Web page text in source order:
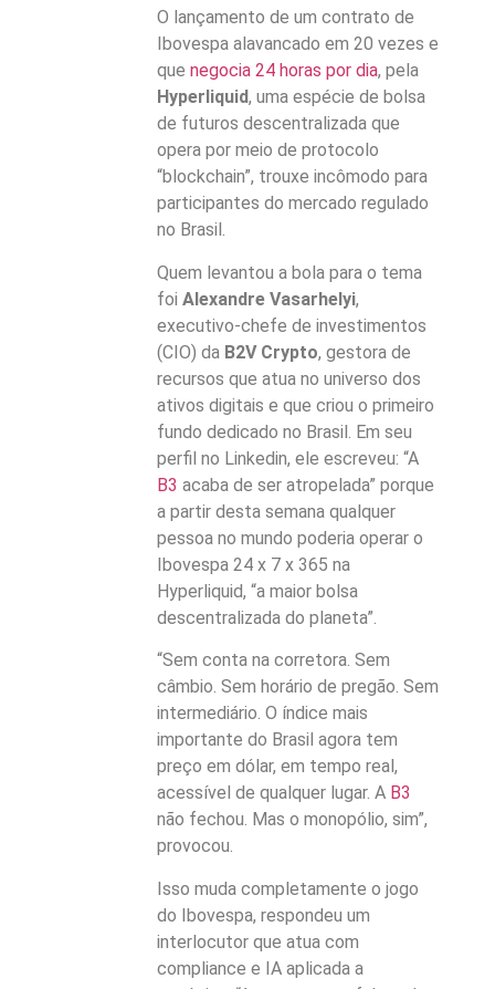
O lançamento de um contrato de
Ibovespa alavancado em 20 vezes e
que negocia 24 horas por dia, pela
Hyperliquid, uma espécie de bolsa
de futuros descentralizada que
opera por meio de protocolo
“blockchain”, trouxe incômodo para
participantes do mercado regulado
no Brasil.
Quem levantou a bola para o tema
foi Alexandre Vasarhelyi,
executivo-chefe de investimentos
(CIO) da B2V Crypto, gestora de
recursos que atua no universo dos
ativos digitais e que criou o primeiro
fundo dedicado no Brasil. Em seu
perfil no Linkedin, ele escreveu: “A
B3 acaba de ser atropelada” porque
a partir desta semana qualquer
pessoa no mundo poderia operar o
Ibovespa 24 x 7 x 365 na
Hyperliquid, “a maior bolsa
descentralizada do planeta”.
“Sem conta na corretora. Sem
câmbio. Sem horário de pregão. Sem
intermediário. O índice mais
importante do Brasil agora tem
preço em dólar, em tempo real,
acessível de qualquer lugar. A B3
não fechou. Mas o monopólio, sim”,
provocou.
Isso muda completamente o jogo
do Ibovespa, respondeu um
interlocutor que atua com
compliance e IA aplicada a